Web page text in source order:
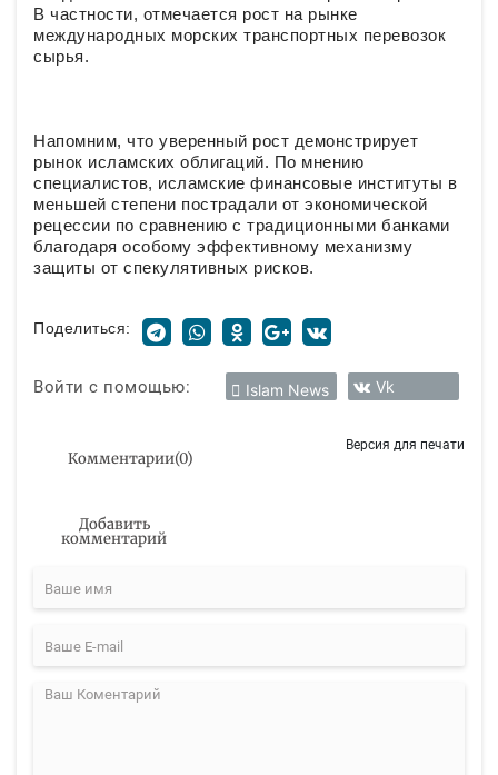
В частности, отмечается рост на рынке
международных морских транспортных перевозок
сырья.
Напомним, что уверенный рост демонстрирует
рынок исламских облигаций. По мнению
специалистов, исламские финансовые институты в
меньшей степени пострадали от экономической
рецессии по сравнению с традиционными банками
благодаря особому эффективному механизму
защиты от спекулятивных рисков.
Поделиться:
Войти с помощью: Islam News Vk
Комментарии(0)
Версия для печати
Добавить
комментарий